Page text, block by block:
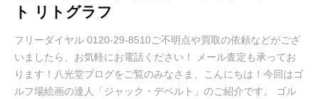
ト リトグラフ
フリーダイヤル 0120-29-8510ご不明点や買取の依頼などがござ
いましたら、お気軽にお電話ください！ メール査定も承ってお
ります！八光堂ブログをご覧のみなさま、こんにちは！今回はゴ
ルフ場絵画の達人「ジャック・デペルト」のご紹介です。 ゴル